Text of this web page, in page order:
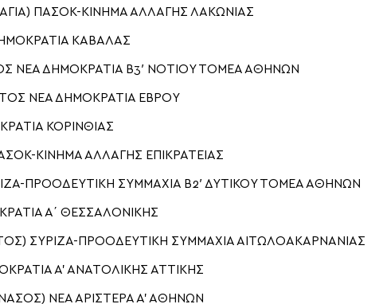
ΠΑΣΟΚ-ΚΙΝΗΜΑ ΑΛΛΑΓΗΣ ΛΑΚΩΝΙΑΣ
ΚΑΒΑΛΑΣ
ΝΕΑ ΔΗΜΟΚΡΑΤΙΑ Β3′ ΝΟΤΙΟΥ ΤΟΜΕΑ ΑΘΗΝΩΝ
ΝΕΑ ΔΗΜΟΚΡΑΤΙΑ ΕΒΡΟΥ
ΚΟΡΙΝΘΙΑΣ
ΚΙΝΗΜΑ ΑΛΛΑΓΗΣ ΕΠΙΚΡΑΤΕΙΑΣ
ΠΡΟΟΔΕΥΤΙΚΗ ΣΥΜΜΑΧΙΑ Β2′ ΔΥΤΙΚΟΥ ΤΟΜΕΑ ΑΘΗΝΩΝ
Α΄ ΘΕΣΣΑΛΟΝΙΚΗΣ
ΣΥΡΙΖΑ-ΠΡΟΟΔΕΥΤΙΚΗ ΣΥΜΜΑΧΙΑ ΑΙΤΩΛΟΑΚΑΡΝΑΝΙΑΣ
Α’ ΑΝΑΤΟΛΙΚΗΣ ΑΤΤΙΚΗΣ
ΝΕΑ ΑΡΙΣΤΕΡΑ Α’ ΑΘΗΝΩΝ